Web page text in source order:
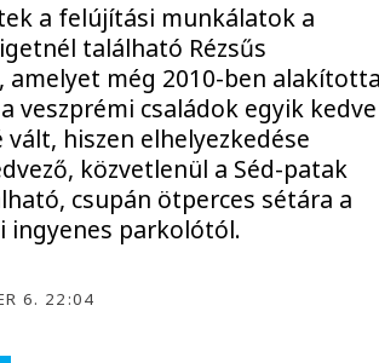
a felújítási munkálatok a
található Rézsűs
amelyet még 2010-ben
veszprémi családok egyik
hiszen elhelyezkedése
közvetlenül a Séd-patak
csupán ötperces sétára a
ingyenes parkolótól.
6. 22:04